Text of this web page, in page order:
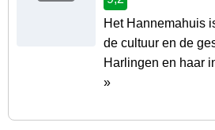
Het Hannemahuis
de cultuur en de
Harlingen en haar
»